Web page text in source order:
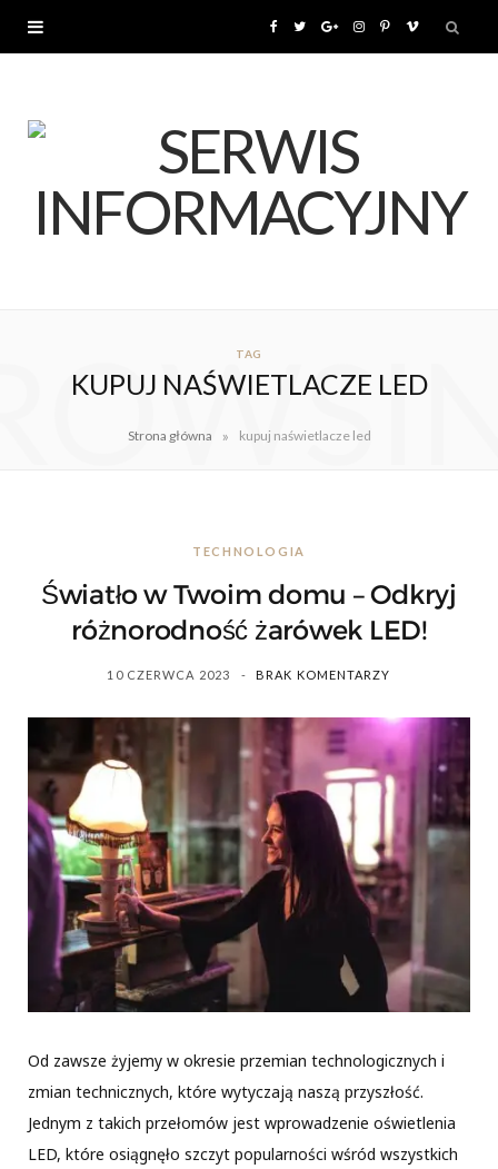
c
k
T
i
G
o
l
I
a
a
P
e
s
V
o
TAG
KUPUJ NAŚWIETLACZE LED
Strona główna » kupuj naświetlacze led
TECHNOLOGIA
Światło w Twoim domu – Odkryj
różnorodność żarówek LED!
10 CZERWCA 2023 BRAK KOMENTARZY
Od zawsze żyjemy w okresie przemian technologicznych i
zmian technicznych, które wytyczają naszą przyszłość.
Jednym z takich przełomów jest wprowadzenie oświetlenia
LED, które osiągnęło szczyt popularności wśród wszystkich